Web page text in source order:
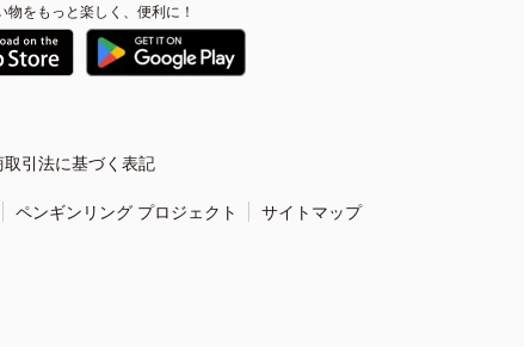
物をもっと楽しく、便利に！
取引法に基づく表記
ペンギンリング プロジェクト サイトマップ